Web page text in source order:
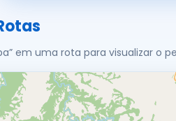
em uma rota para visualizar o